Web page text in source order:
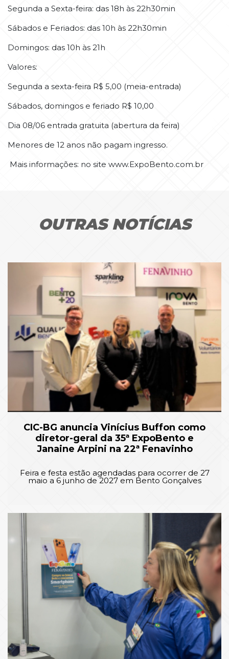
Segunda a Sexta-feira: das 18h às 22h30min
Sábados e Feriados: das 10h às 22h30min
Domingos: das 10h às 21h
Valores:
Segunda a sexta-feira R$ 5,00 (meia-entrada)
Sábados, domingos e feriado R$ 10,00
Dia 08/06 entrada gratuita (abertura da feira)
Menores de 12 anos não pagam ingresso.
Mais informações: no site www.ExpoBento.com.br
OUTRAS NOTÍCIAS
CIC-BG anuncia Vinícius Buffon como
diretor-geral da 35ª ExpoBento e
Janaine Arpini na 22ª Fenavinho
Feira e festa estão agendadas para ocorrer de 27
maio a 6 junho de 2027 em Bento Gonçalves